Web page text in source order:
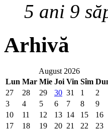
5 ani 9
Arhivă
August 2026
Lun Mar Mie Joi Vin Sîm
27
28 29 30 31 1
2
3
4 5 6 7 8
9
10
11 12 13 14 15
16
17
18 19 20 21 22
23